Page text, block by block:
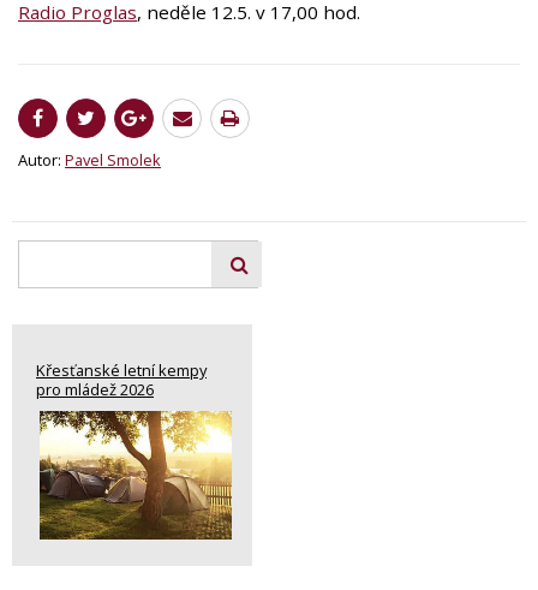
Radio Proglas, neděle 12.5. v 17,00 hod.
Autor: Pavel Smolek
Křesťanské letní kempy
pro mládež 2026